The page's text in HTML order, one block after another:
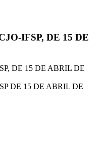
IFSP, DE 15 DE
DE 15 DE ABRIL DE
DE 15 DE ABRIL DE